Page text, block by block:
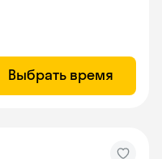
Выбрать время